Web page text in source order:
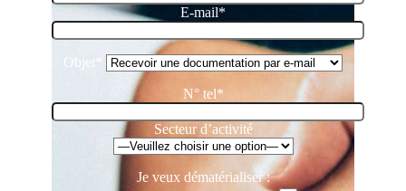
E-mail*
Objet*
N° tel*
Secteur d’activité
Je veux dématérialiser :